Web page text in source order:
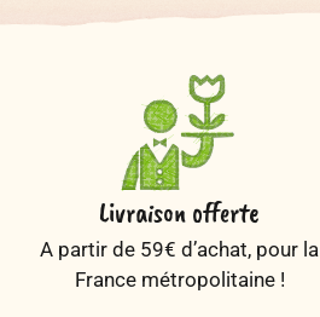
Livraison offerte
A partir de 59€ d’achat, pour la
France métropolitaine !